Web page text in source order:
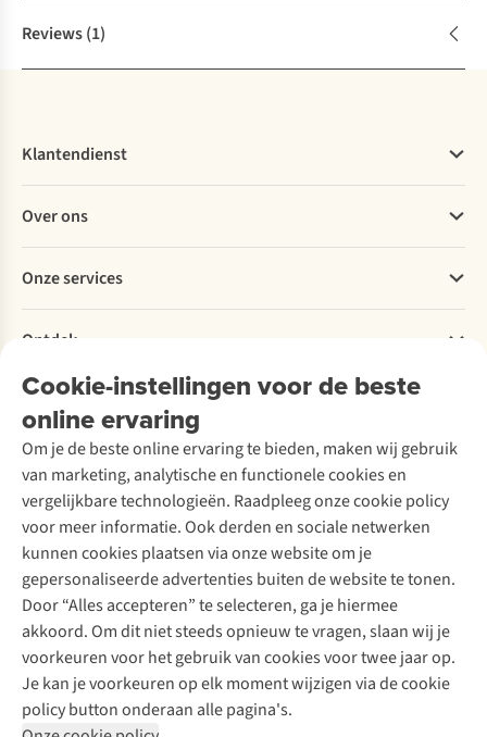
Reviews(1)
Cookie-instellingen voor de beste
online ervaring
Om je de beste online ervaring te bieden, maken wij gebruik
van marketing, analytische en functionele cookies en
vergelijkbare technologieën. Raadpleeg onze cookie policy
voor meer informatie. Ook derden en sociale netwerken
kunnen cookies plaatsen via onze website om je
gepersonaliseerde advertenties buiten de website te tonen.
Door “Alles accepteren” te selecteren, ga je hiermee
akkoord. Om dit niet steeds opnieuw te vragen, slaan wij je
voorkeuren voor het gebruik van cookies voor twee jaar op.
Je kan je voorkeuren op elk moment wijzigen via de cookie
policy button onderaan alle pagina's.
Klantendienst
Bestellen
Betalen
Levering
Retourneren
Bestelling herroepen
Garantie
Contact
Over ons
Explore More
Verantwoord ondernemen
Over Ayacucho
Onze winkels
Over A.S.Adventure
Toegankelijkheidsverklaring
Onze services
Ski-onderhoud
Wasservice
Schoenonderhoud
Schoenherstelling
Kledingherstelling
Retouches
Voor bedrijven
Ontdek
A.S.Magazine
Podcast
Explore Academy
Explore Camp
Gear Check
Inspiratie & advies
Meld je aan voor de nieuwsbrief
Follow us
Disclaimer Privacy Policy
Algemene voorwaarden
Cookie Policy